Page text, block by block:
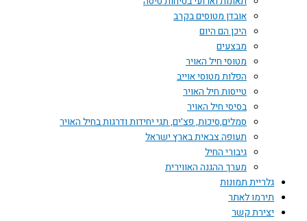
אובדן מטוסים בקרב
היכן הם היום
מבצעים
מטוסי חיל האויר
הפלות מטוסי אוייב
טייסות חיל האויר
בסיסי חיל האויר
סמלים,סיכות, פצ'ים, תגי יחידות ודרגות בחיל האויר
תעופה צבאית בארץ ישראל
גיבורי החיל
מערך ההגנה האווירית
גלריית תמונות
תירמו לאתר
יצירת קשר